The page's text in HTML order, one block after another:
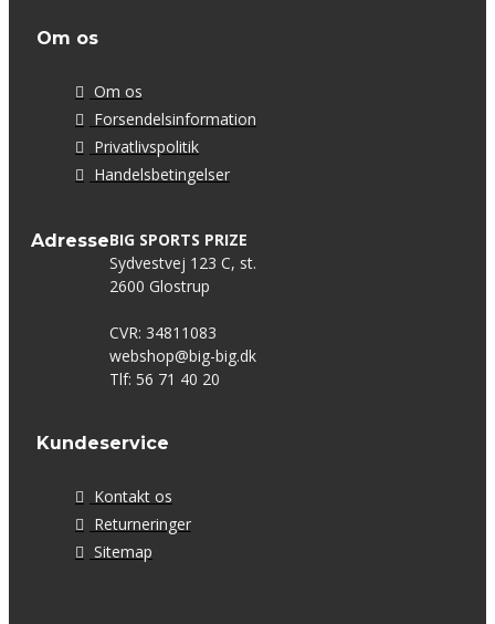
Om os
Om os
Forsendelsinformation
Privatlivspolitik
Handelsbetingelser
AdresseBIG SPORTS PRIZE
Sydvestvej 123 C, st.
2600 Glostrup
CVR: 34811083
webshop@big-big.dk
Tlf: 56 71 40 20
Kundeservice
Kontakt os
Returneringer
Sitemap